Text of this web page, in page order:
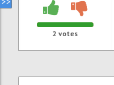
2 votes